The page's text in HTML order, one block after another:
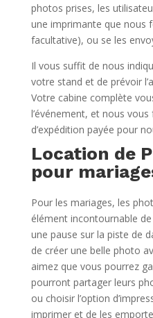
photos prises, les
une imprimante que nous
facultative), ou se les
Il vous suffit de nous
votre stand et de prévoir
Votre cabine complète
l’événement, et nous
d’expédition payée pour
Location de
pour
Pour les mariages, les
élément incontournable
une pause sur la piste de
de créer une belle photo
aimez que vous pourrez
pourront partager leurs
ou choisir l’option
imprimer et de les